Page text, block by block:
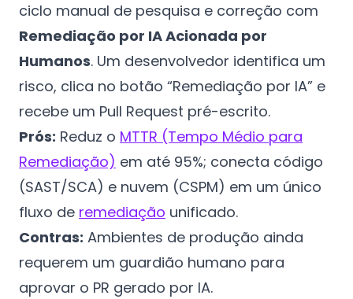
ciclo manual de pesquisa e correção com
Remediação por IA Acionada por
Humanos. Um desenvolvedor identifica um
risco, clica no botão “Remediação por IA” e
recebe um Pull Request pré-escrito.
Prós: Reduz o MTTR (Tempo Médio para
Remediação) em até 95%; conecta código
(SAST/SCA) e nuvem (CSPM) em um único
fluxo de remediação unificado.
Contras: Ambientes de produção ainda
requerem um guardião humano para
aprovar o PR gerado por IA.